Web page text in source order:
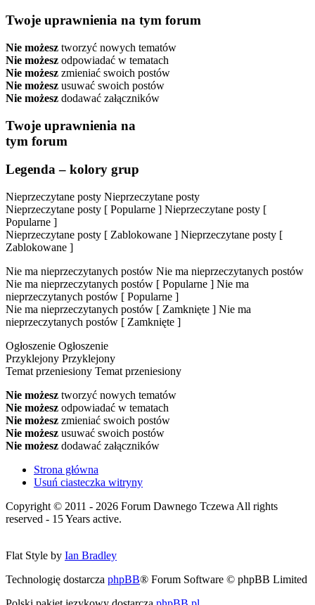
Twoje uprawnienia na tym forum
Nie możesz tworzyć nowych tematów
Nie możesz odpowiadać w tematach
Nie możesz zmieniać swoich postów
Nie możesz usuwać swoich postów
Nie możesz dodawać załączników
Twoje uprawnienia na
tym forum
Legenda – kolory grup
Nieprzeczytane posty Nieprzeczytane posty
Nieprzeczytane posty [ Popularne ] Nieprzeczytane posty [
Popularne ]
Nieprzeczytane posty [ Zablokowane ] Nieprzeczytane posty [
Zablokowane ]
Nie ma nieprzeczytanych postów Nie ma nieprzeczytanych postów
Nie ma nieprzeczytanych postów [ Popularne ] Nie ma
nieprzeczytanych postów [ Popularne ]
Nie ma nieprzeczytanych postów [ Zamknięte ] Nie ma
nieprzeczytanych postów [ Zamknięte ]
Ogłoszenie Ogłoszenie
Przyklejony Przyklejony
Temat przeniesiony Temat przeniesiony
Nie możesz tworzyć nowych tematów
Nie możesz odpowiadać w tematach
Nie możesz zmieniać swoich postów
Nie możesz usuwać swoich postów
Nie możesz dodawać załączników
Strona główna
Usuń ciasteczka witryny
Copyright © 2011 - 2026 Forum Dawnego Tczewa All rights
reserved - 15 Years active.
Flat Style by Ian Bradley
Technologię dostarcza phpBB® Forum Software © phpBB Limited